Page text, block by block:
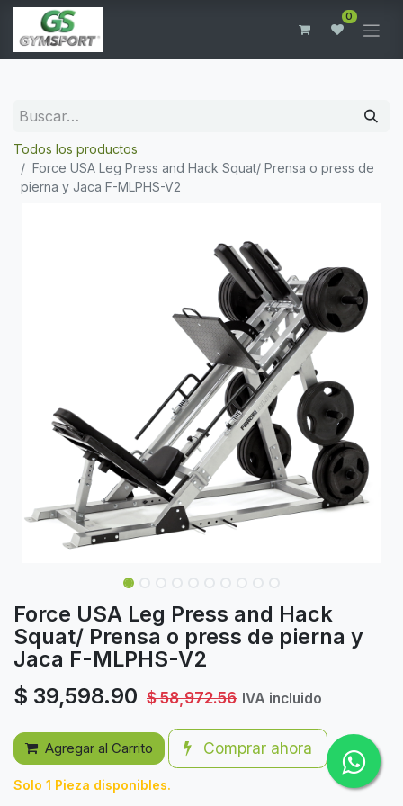
0
Todos los productos
Force USA Leg Press and Hack Squat/ Prensa o press de
pierna y Jaca F-MLPHS-V2
Force USA Leg Press and Hack
Squat/ Prensa o press de pierna y
Jaca F-MLPHS-V2
$ 39,598.90 $58,972.56 IVA incluido
Agregar al Carrito Comprar ahora
Solo 1 Pieza disponibles.